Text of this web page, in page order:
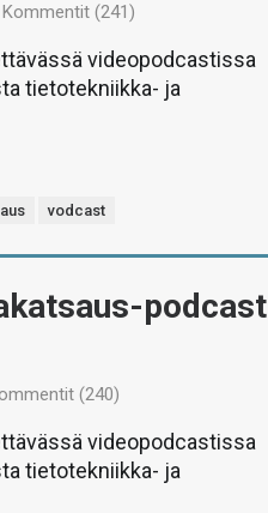
Kommentit (241)
videopodcastissa
tietotekniikka- ja
vodcast
podcast
(240)
videopodcastissa
tietotekniikka- ja